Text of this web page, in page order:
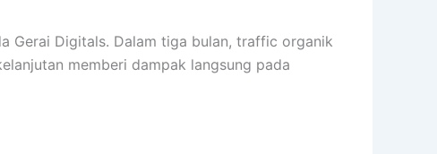
Gerai Digitals. Dalam tiga bulan, traffic organik
memberi dampak langsung pada